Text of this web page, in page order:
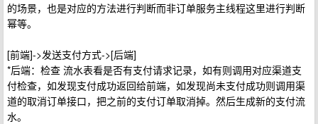
的场景，也是对应的方法进行判断而非订单服务主线程这里进行判断
幂等。
[前端]->发送支付方式->[后端]
*后端：检查 流水表看是否有支付请求记录，如有则调用对应渠道支
付检查，如发现支付成功返回给前端，如发现尚未支付成功则调用渠
道的取消订单接口，把之前的支付订单取消掉。然后生成新的支付流
水。